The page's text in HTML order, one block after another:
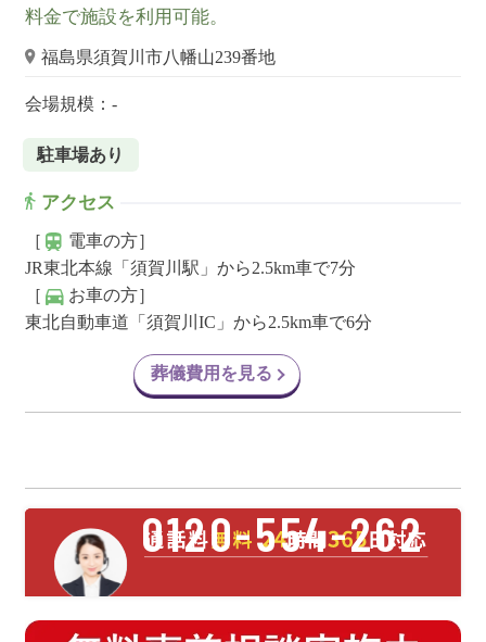
料金で施設を利用可能。
福島県須賀川市八幡山239番地
会場規模：-
駐車場あり
アクセス
［
電車の方］
JR東北本線「須賀川駅」から2.5km車で7分
［
お車の方］
東北自動車道「須賀川IC」から2.5km車で6分
葬儀費用を見る
0120-554-262